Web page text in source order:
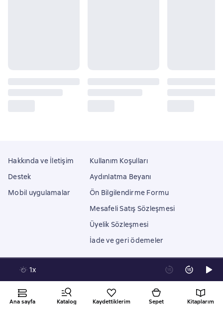
Ana sayfa Katalog Kaydettiklerim Sepet Kitaplarım
1x
Hakkında ve İletişim
Destek
Mobil uygulamalar
Kullanım Koşulları
Aydınlatma Beyanı
Ön Bilgilendirme Formu
Mesafeli Satış Sözleşmesi
Üyelik Sözleşmesi
İade ve geri ödemeler
18 Mallow street co. Limerick, Ireland